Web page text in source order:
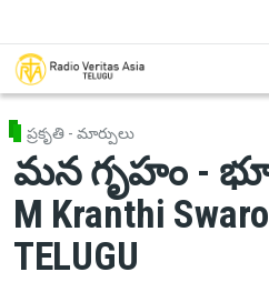
ప్రకృతి - మార్పులు
మన గృహం -
M Kranthi
TELUGU